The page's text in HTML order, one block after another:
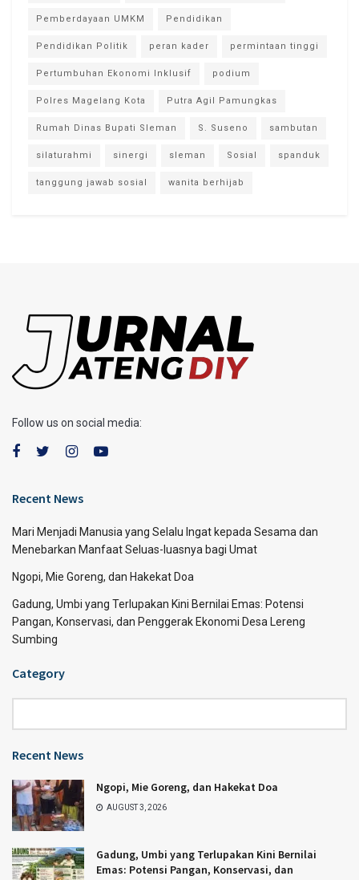
Pemberdayaan UMKM Pendidikan
Pendidikan Politik peran kader permintaan tinggi
Pertumbuhan Ekonomi Inklusif podium
Polres Magelang Kota Putra Agil Pamungkas
Rumah Dinas Bupati Sleman S. Suseno sambutan
silaturahmi sinergi sleman Sosial spanduk
tanggung jawab sosial wanita berhijab
Follow us on social media:
Recent News
Mari Menjadi Manusia yang Selalu Ingat kepada Sesama dan
Menebarkan Manfaat Seluas-luasnya bagi Umat
Ngopi, Mie Goreng, dan Hakekat Doa
Gadung, Umbi yang Terlupakan Kini Bernilai Emas: Potensi
Pangan, Konservasi, dan Penggerak Ekonomi Desa Lereng
Sumbing
Category
Recent News
Ngopi, Mie Goreng, dan Hakekat Doa
AUGUST 3, 2026
Gadung, Umbi yang Terlupakan Kini Bernilai
Emas: Potensi Pangan, Konservasi, dan